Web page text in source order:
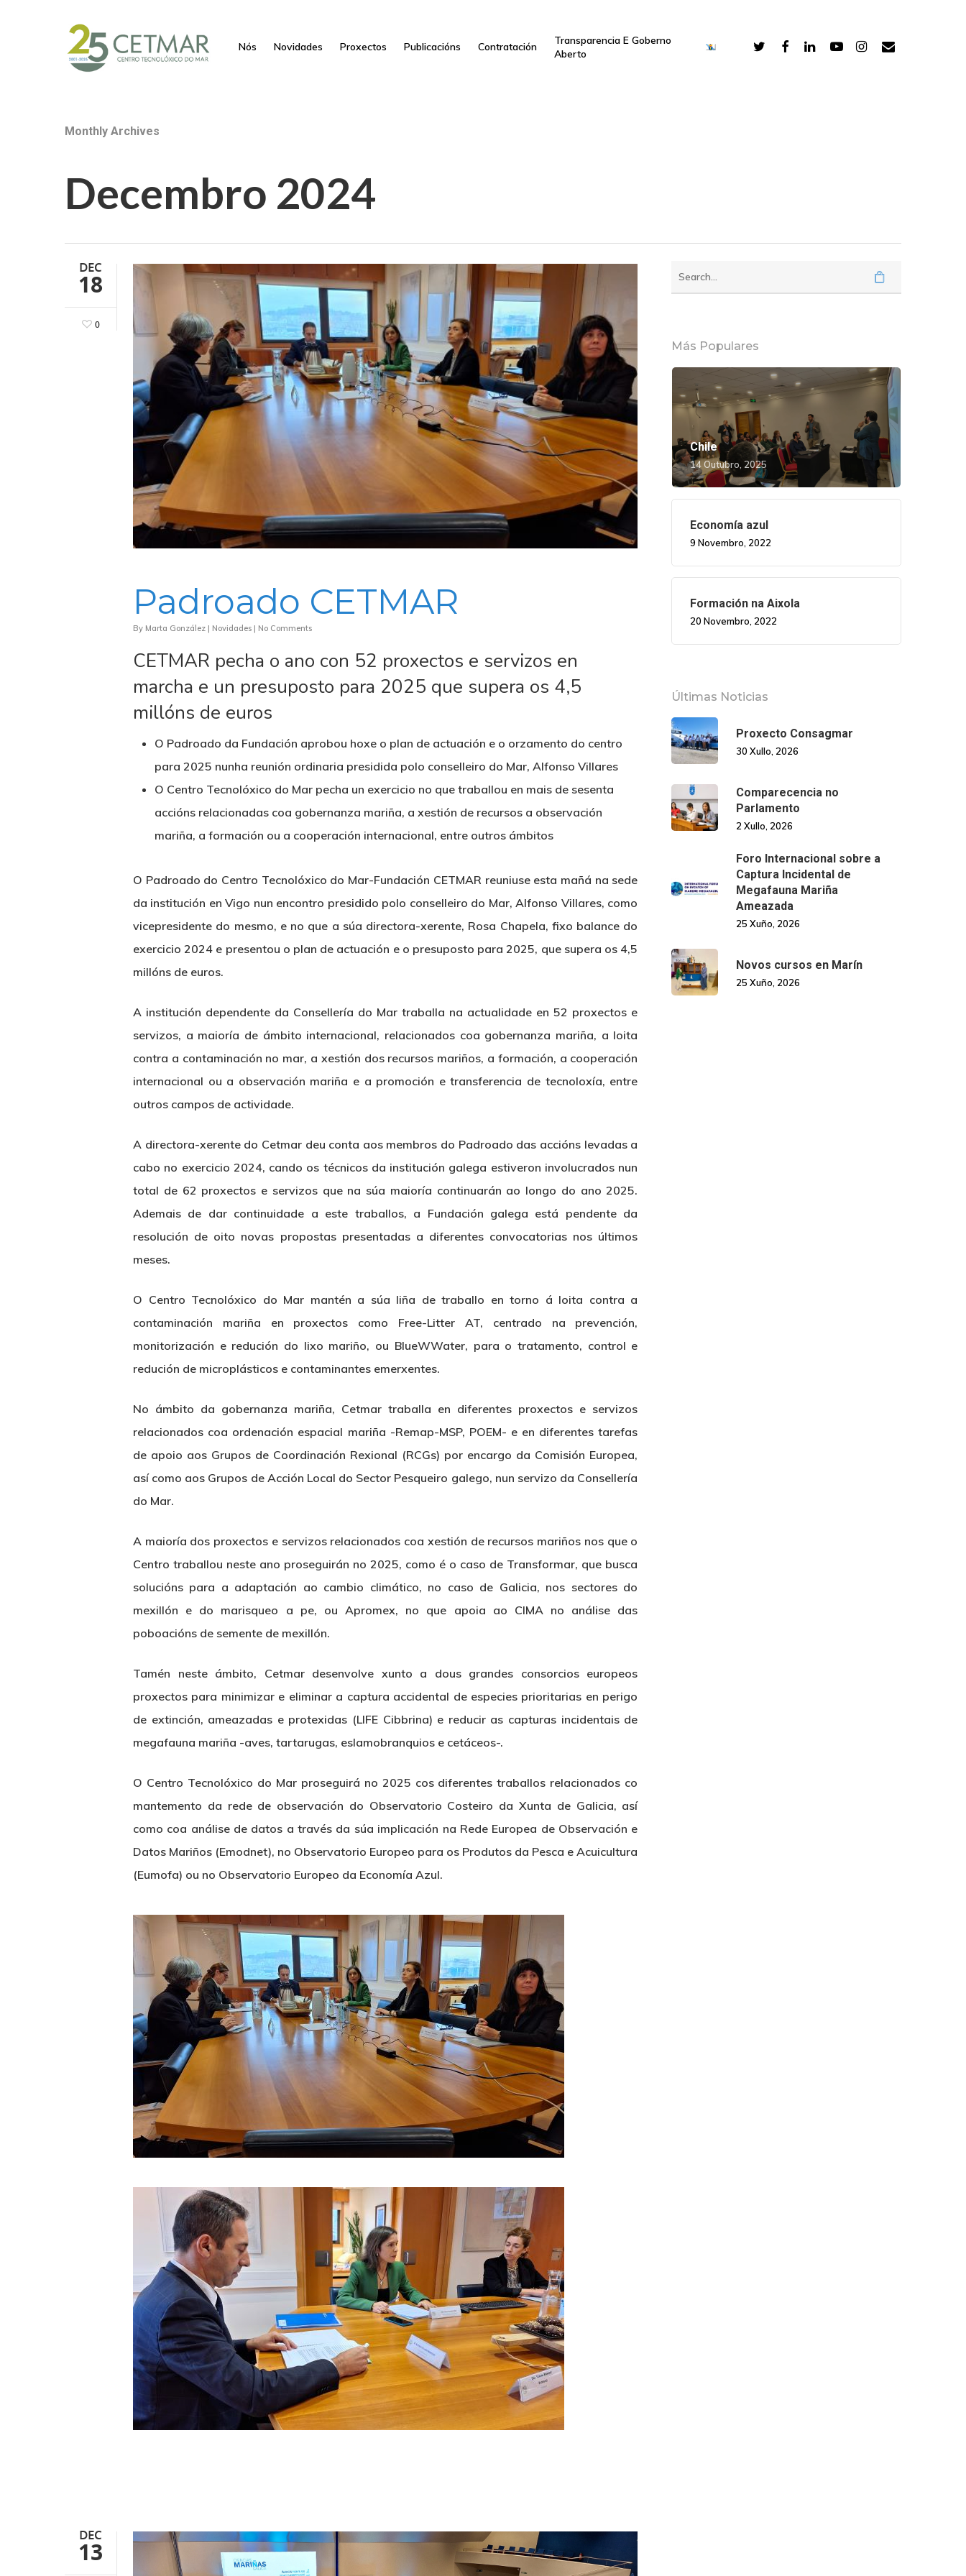
Hit enter to search or ESC to close
Nós Novidades Proxectos Publicacións Contratación
Transparencia E Goberno
Aberto
Monthly Archives
Decembro 2024
DEC
18
0
Padroado CETMAR
By Marta González | Novidades | No Comments
CETMAR pecha o ano con 52 proxectos e servizos en
marcha e un presuposto para 2025 que supera os 4,5
millóns de euros
O Padroado da Fundación aprobou hoxe o plan de actuación e o orzamento do centro
para 2025 nunha reunión ordinaria presidida polo conselleiro do Mar, Alfonso Villares
O Centro Tecnolóxico do Mar pecha un exercicio no que traballou en mais de sesenta
accións relacionadas coa gobernanza mariña, a xestión de recursos a observación
mariña, a formación ou a cooperación internacional, entre outros ámbitos
O Padroado do Centro Tecnolóxico do Mar-Fundación CETMAR reuniuse esta mañá na sede
da institución en Vigo nun encontro presidido polo conselleiro do Mar, Alfonso Villares, como
vicepresidente do mesmo, e no que a súa directora-xerente, Rosa Chapela, fixo balance do
exercicio 2024 e presentou o plan de actuación e o presuposto para 2025, que supera os 4,5
millóns de euros.
A institución dependente da Consellería do Mar traballa na actualidade en 52 proxectos e
servizos, a maioría de ámbito internacional, relacionados coa gobernanza mariña, a loita
contra a contaminación no mar, a xestión dos recursos mariños, a formación, a cooperación
internacional ou a observación mariña e a promoción e transferencia de tecnoloxía, entre
outros campos de actividade.
A directora-xerente do Cetmar deu conta aos membros do Padroado das accións levadas a
cabo no exercicio 2024, cando os técnicos da institución galega estiveron involucrados nun
total de 62 proxectos e servizos que na súa maioría continuarán ao longo do ano 2025.
Ademais de dar continuidade a este traballos, a Fundación galega está pendente da
resolución de oito novas propostas presentadas a diferentes convocatorias nos últimos
meses.
O Centro Tecnolóxico do Mar mantén a súa liña de traballo en torno á loita contra a
contaminación mariña en proxectos como Free-Litter AT, centrado na prevención,
monitorización e redución do lixo mariño, ou BlueWWater, para o tratamento, control e
redución de microplásticos e contaminantes emerxentes.
No ámbito da gobernanza mariña, Cetmar traballa en diferentes proxectos e servizos
relacionados coa ordenación espacial mariña -Remap-MSP, POEM- e en diferentes tarefas
de apoio aos Grupos de Coordinación Rexional (RCGs) por encargo da Comisión Europea,
así como aos Grupos de Acción Local do Sector Pesqueiro galego, nun servizo da Consellería
do Mar.
A maioría dos proxectos e servizos relacionados coa xestión de recursos mariños nos que o
Centro traballou neste ano proseguirán no 2025, como é o caso de Transformar, que busca
solucións para a adaptación ao cambio climático, no caso de Galicia, nos sectores do
mexillón e do marisqueo a pe, ou Apromex, no que apoia ao CIMA no análise das
poboacións de semente de mexillón.
Tamén neste ámbito, Cetmar desenvolve xunto a dous grandes consorcios europeos
proxectos para minimizar e eliminar a captura accidental de especies prioritarias en perigo
de extinción, ameazadas e protexidas (LIFE Cibbrina) e reducir as capturas incidentais de
megafauna mariña -aves, tartarugas, eslamobranquios e cetáceos-.
O Centro Tecnolóxico do Mar proseguirá no 2025 cos diferentes traballos relacionados co
mantemento da rede de observación do Observatorio Costeiro da Xunta de Galicia, así
como coa análise de datos a través da súa implicación na Rede Europea de Observación e
Datos Mariños (Emodnet), no Observatorio Europeo para os Produtos da Pesca e Acuicultura
(Eumofa) ou no Observatorio Europeo da Economía Azul.
DEC
13
Más Populares
Chile
14 Outubro, 2025
Economía azul
9 Novembro, 2022
Formación na Aixola
20 Novembro, 2022
Últimas Noticias
Proxecto Consagmar
30 Xullo, 2026
Comparecencia no
Parlamento
2 Xullo, 2026
Foro Internacional sobre a
Captura Incidental de
Megafauna Mariña
Ameazada
25 Xuño, 2026
Novos cursos en Marín
25 Xuño, 2026